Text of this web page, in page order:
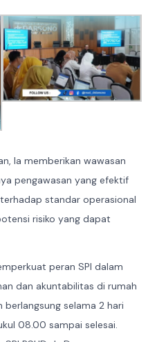
Ia memberikan wawasan
pengawasan yang efektif
standar operasional
risiko yang dapat
peran SPI dalam
dan akuntabilitas di rumah
berlangsung selama 2 hari
08.00 sampai selesai.